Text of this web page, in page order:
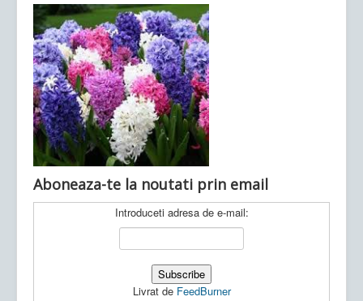
Ultimele articole: Vi, 04.11.2022 -
Județean Mehedinți
Aboneaza-te la noutati prin email
Introduceti adresa de e-mail:
Livrat de FeedBurner